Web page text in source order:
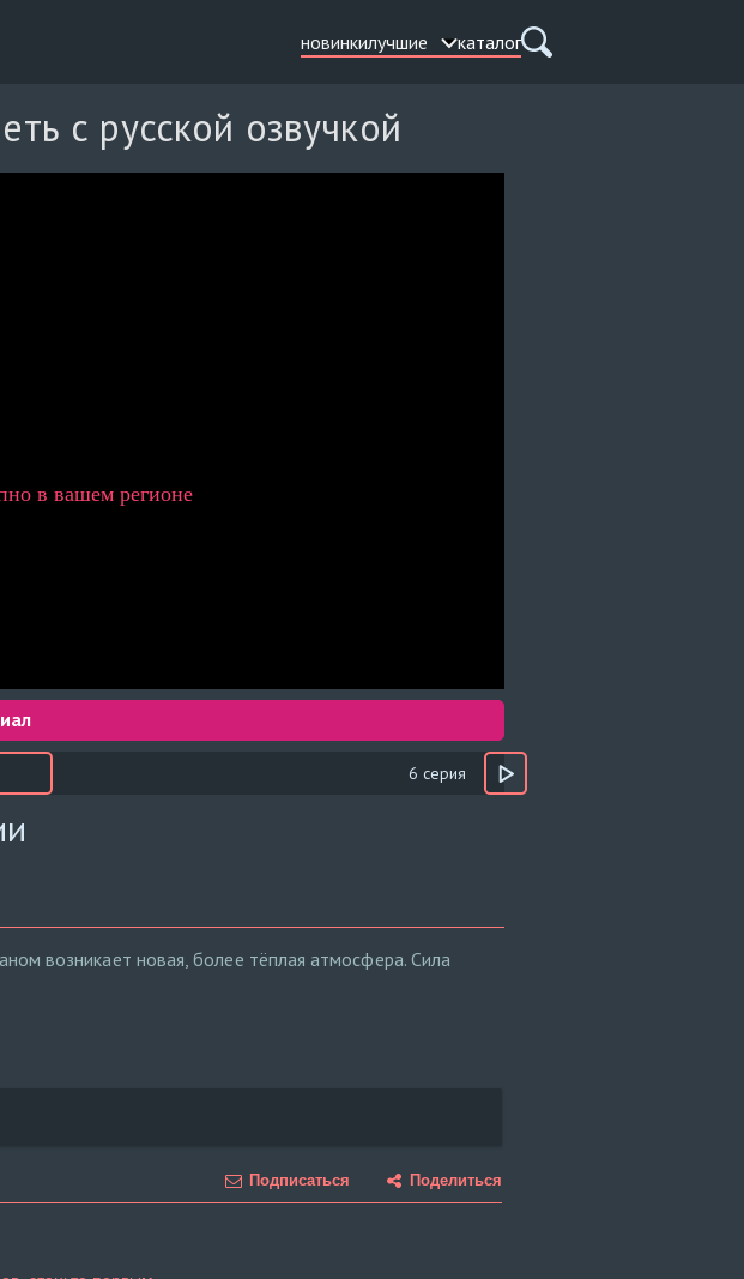
новинкилучшие каталог
с русской озвучкой
6 серия
возникает новая, более тёплая атмосфера. Сила
Подписаться Поделиться